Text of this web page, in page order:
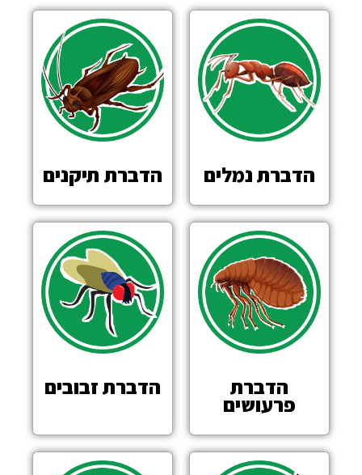
הדברת נמלים הדברת תיקנים
הדברת
פרעושים
הדברת זבובים